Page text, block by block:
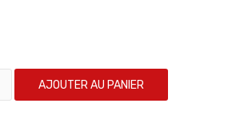
AJOUTER AU PANIER